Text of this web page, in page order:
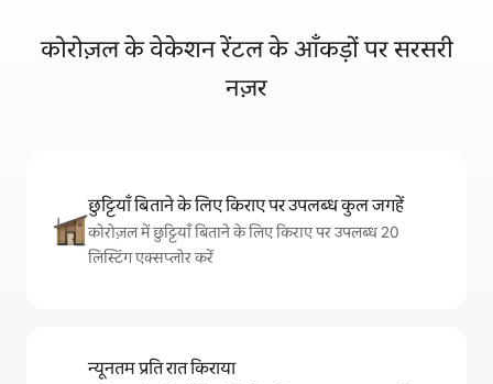
कोरोज़ल के वेकेशन रेंटल के आँकड़ों पर सरसरी
नज़र
छुट्टियाँ बिताने के लिए किराए पर उपलब्ध कुल जगहें
कोरोज़ल में छुट्टियाँ बिताने के लिए किराए पर उपलब्ध 20
लिस्टिंग एक्सप्लोर करें
न्यूनतम प्रति रात किराया